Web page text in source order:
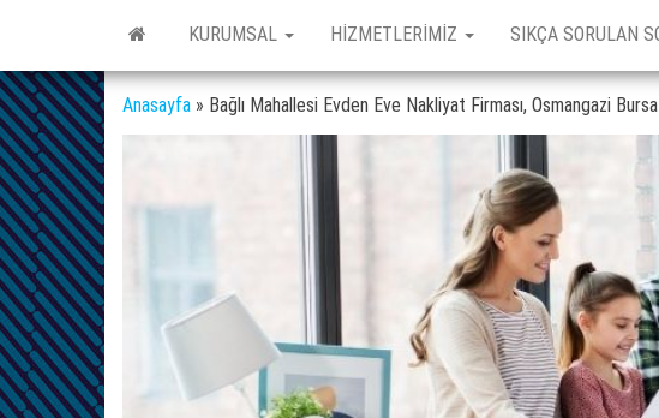
KURUMSAL HIZMETLERIMIZ SIKÇA SORULAN
Anasayfa » Bağlı Mahallesi Evden Eve Nakliyat Firması, Osmangazi Bursa